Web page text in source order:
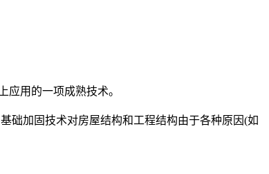
用的一项成熟技术。
础加固技术对房屋结构和工程结构由于各种原因(如